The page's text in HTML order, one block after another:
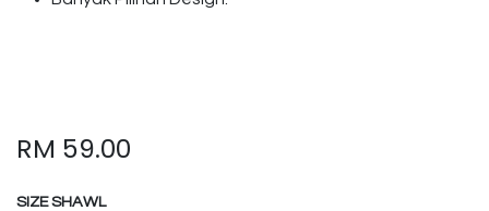
RM 59.00
SIZE SHAWL